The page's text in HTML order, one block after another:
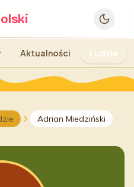
Aktualności Ludzie
Adrian Miedziński